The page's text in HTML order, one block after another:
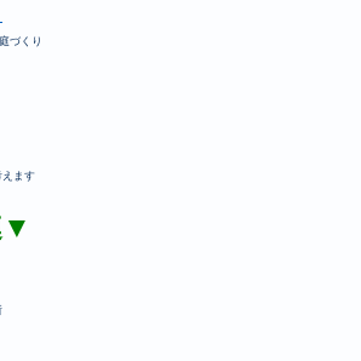
づくり
えます
▼